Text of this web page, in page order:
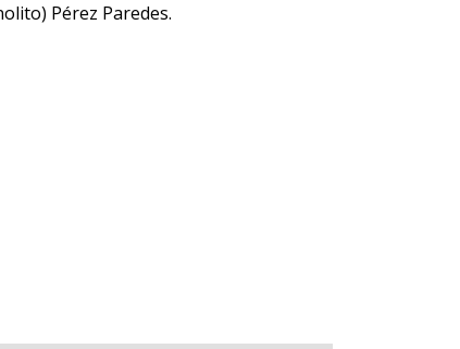
Pérez Paredes.